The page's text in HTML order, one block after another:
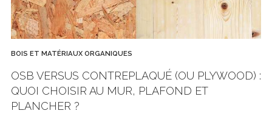
BOIS ET MATÉRIAUX ORGANIQUES
OSB VERSUS CONTREPLAQUÉ (OU PLYWOOD) :
QUOI CHOISIR AU MUR, PLAFOND ET
PLANCHER ?